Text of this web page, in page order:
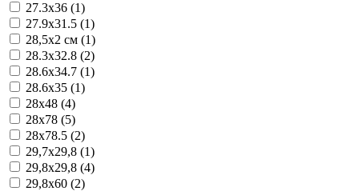
27.3x36 (1)
27.9x31.5 (1)
28,5x2 см (1)
28.3x32.8 (2)
28.6x34.7 (1)
28.6x35 (1)
28x48 (4)
28x78 (5)
28x78.5 (2)
29,7x29,8 (1)
29,8x29,8 (4)
29,8x60 (2)